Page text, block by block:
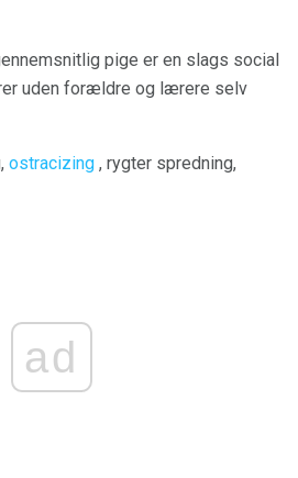
pige er en slags social
uden forældre og lærere selv
ostracizing , rygter spredning,
ad